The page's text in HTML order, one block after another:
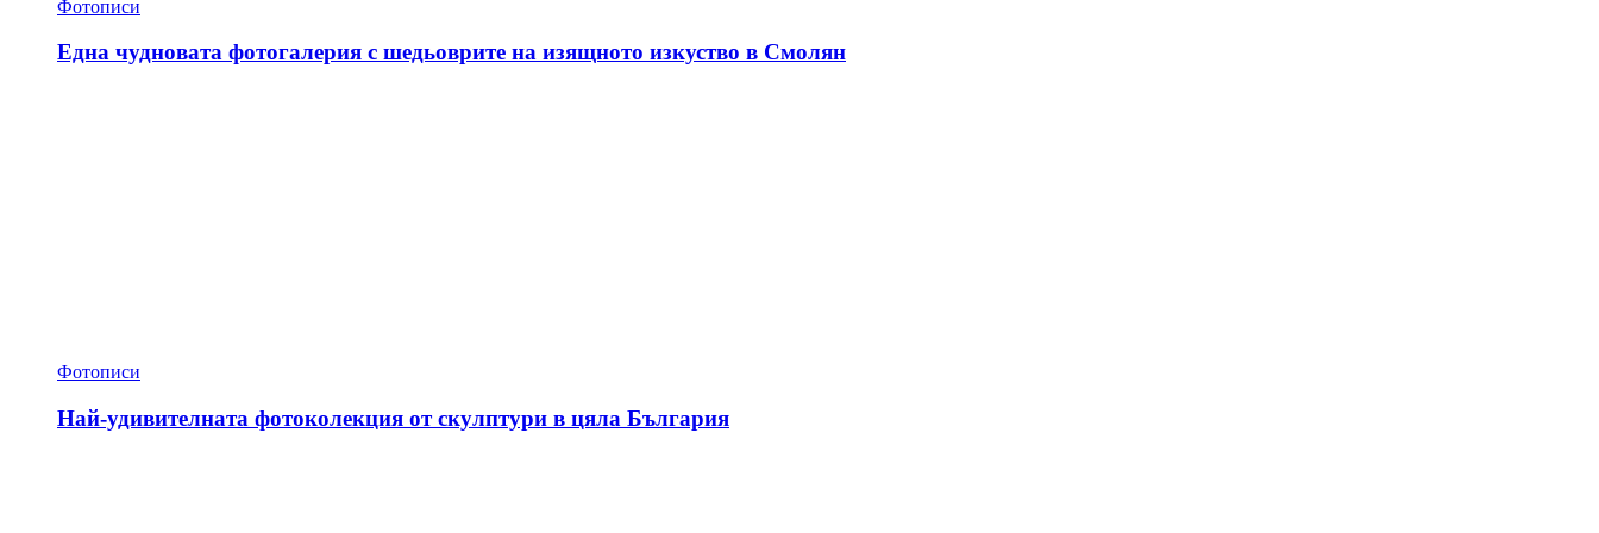
Фотописи
Една чудновата фотогалерия с шедьоврите на изящното изкуство в Смолян
Фотописи
Най-удивителната фотоколекция от скулптури в цяла България